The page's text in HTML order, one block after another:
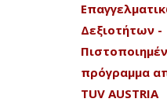
Δεξιοτήτων -
πρόγραμμα
TUV AUSTRIA